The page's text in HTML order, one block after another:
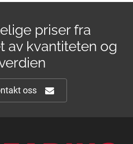
priser fra
av kvantiteten og
oss